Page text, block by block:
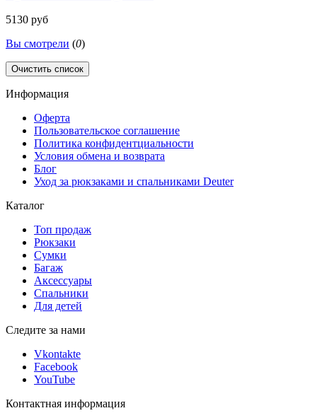
5130 руб
Вы смотрели (0)
Очистить список
Информация
Оферта
Пользовательское соглашение
Политика конфидентциальности
Условия обмена и возврата
Блог
Уход за рюкзаками и спальниками Deuter
Каталог
Топ продаж
Рюкзаки
Сумки
Багаж
Аксессуары
Спальники
Для детей
Следите за нами
Vkontakte
Facebook
YouTube
Контактная информация